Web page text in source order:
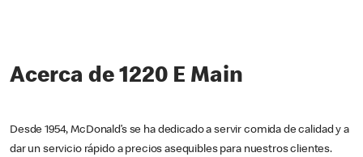
Acerca de 1220 E Main
Desde 1954, McDonald’s se ha dedicado a servir comida de calidad y a
dar un servicio rápido a precios asequibles para nuestros clientes.